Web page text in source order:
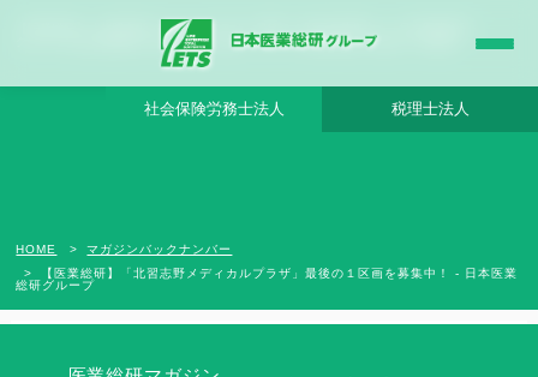
【医業総研】「北習志野メディカルプラザ」最後の１区画を募集中！ - 日本医業総研
グループ |日本医業総研｜医院開業・承継・クリニック経営支援・医療モール開発
社会保険労務士法人 税理士法人
HOME
マガジンバックナンバー
【医業総研】「北習志野メディカルプラザ」最後の１区画を募集中！ - 日本医業
総研グループ